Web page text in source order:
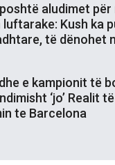
aludimet për
Kush ka
të dënohet
e kampionit të
‘jo’ Realit
te Barcelona